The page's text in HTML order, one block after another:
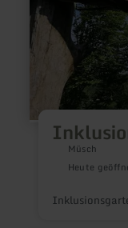
Müsch
Heute